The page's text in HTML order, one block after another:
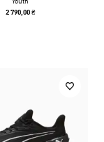
2 790,00 ₴